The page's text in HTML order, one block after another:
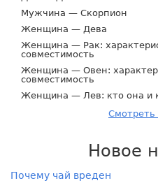
Мужчина — Скорпион
Женщина — Дева
Женщина — Рак:
совместимость
Женщина — Овен:
совместимость
Женщина — Лев: кто она и
Смотреть
Новое
Почему чай вреден